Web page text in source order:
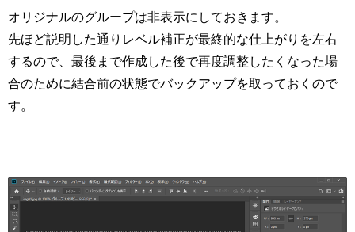
オリジナルのグループは非表示にしておきます。
先ほど説明した通りレベル補正が最終的な仕上がりを左右
するので、最後まで作成した後で再度調整したくなった場
合のために結合前の状態でバックアップを取っておくので
す。